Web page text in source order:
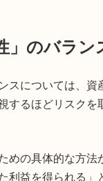
」のバラ
スについては、
するほどリスク
めの具体的な方
利益を得られる